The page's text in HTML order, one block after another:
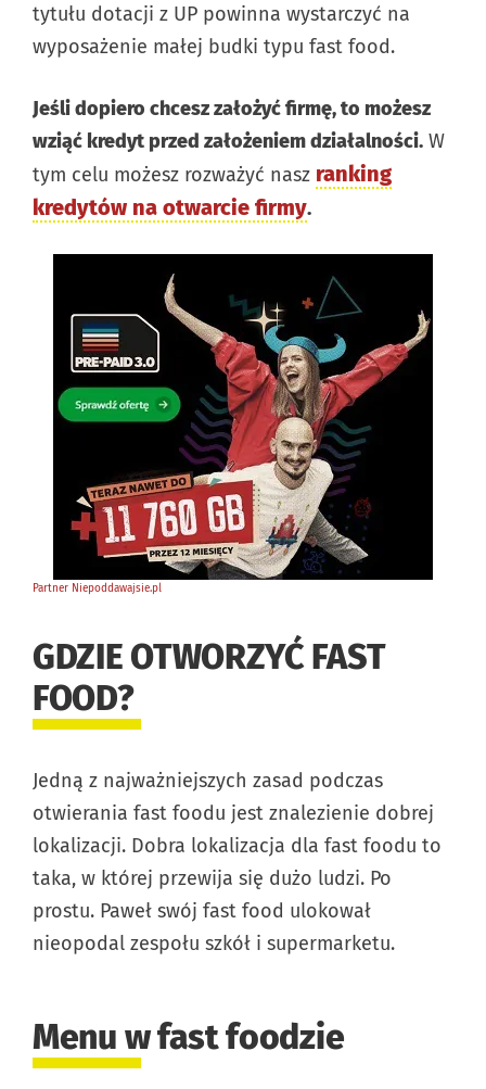
tytułu dotacji z UP powinna wystarczyć na
wyposażenie małej budki typu fast food.
Jeśli dopiero chcesz założyć firmę, to możesz
wziąć kredyt przed założeniem działalności. W
tym celu możesz rozważyć nasz ranking
kredytów na otwarcie firmy.
GDZIE OTWORZYĆ FAST
FOOD?
Jedną z najważniejszych zasad podczas
otwierania fast foodu jest znalezienie dobrej
lokalizacji. Dobra lokalizacja dla fast foodu to
taka, w której przewija się dużo ludzi. Po
prostu. Paweł swój fast food ulokował
nieopodal zespołu szkół i supermarketu.
Menu w fast foodzie